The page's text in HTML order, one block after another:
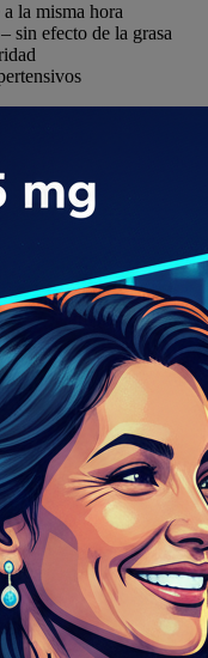
la misma hora
sin efecto de la grasa